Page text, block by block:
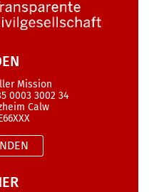
Mission
0003 3002 34
Calw